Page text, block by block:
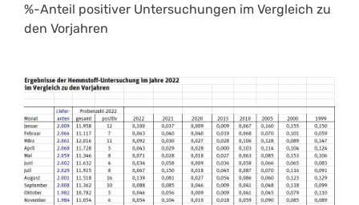
%-Anteil positiver Untersuchungen im Vergleich zu
den Vorjahren